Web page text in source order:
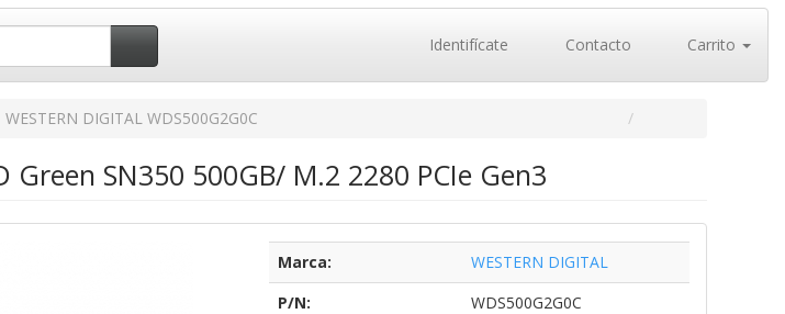
Identifícate Contacto Carrito
WESTERN DIGITAL WDS500G2G0C
Green SN350 500GB/ M.2 2280 PCIe Gen3
Marca:
WESTERN DIGITAL
P/N:
WDS500G2G0C